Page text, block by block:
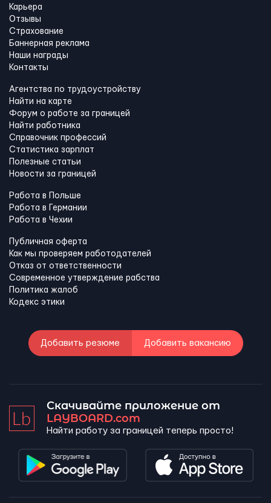
Карьера
Отзывы
Страхование
Баннерная реклама
Наши награды
Контакты
Агентства по трудоустройству
Найти на карте
Форум о работе за границей
Найти работника
Справочник профессий
Статистика зарплат
Полезные статьи
Новости за границей
Работа в Польше
Работа в Германии
Работа в Чехии
Публичная оферта
Как мы проверяем работодателей
Отказ от ответственности
Современное утверждение рабства
Политика жалоб
Кодекс этики
Добавить резюме Добавить вакансию
Скачивайте приложение от
LAYBOARD.com
Найти работу за границей теперь просто!